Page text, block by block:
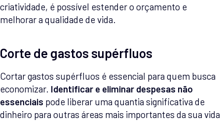
criatividade, é possível estender o orçamento e
melhorar a qualidade de vida.
Corte de gastos supérfluos
Cortar gastos supérfluos é essencial para quem busca
economizar. Identificar e eliminar despesas não
essenciais pode liberar uma quantia significativa de
dinheiro para outras áreas mais importantes da sua vida